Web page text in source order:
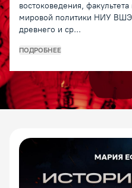
востоковедения,
мировой политики НИУ
древнего и ср...
ПОДРОБНЕЕ